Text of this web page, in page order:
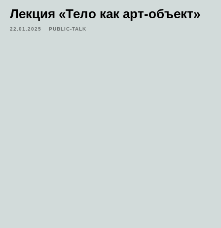
Лекция «Тело как арт-объект»
22.01.2025 PUBLIC-TALK